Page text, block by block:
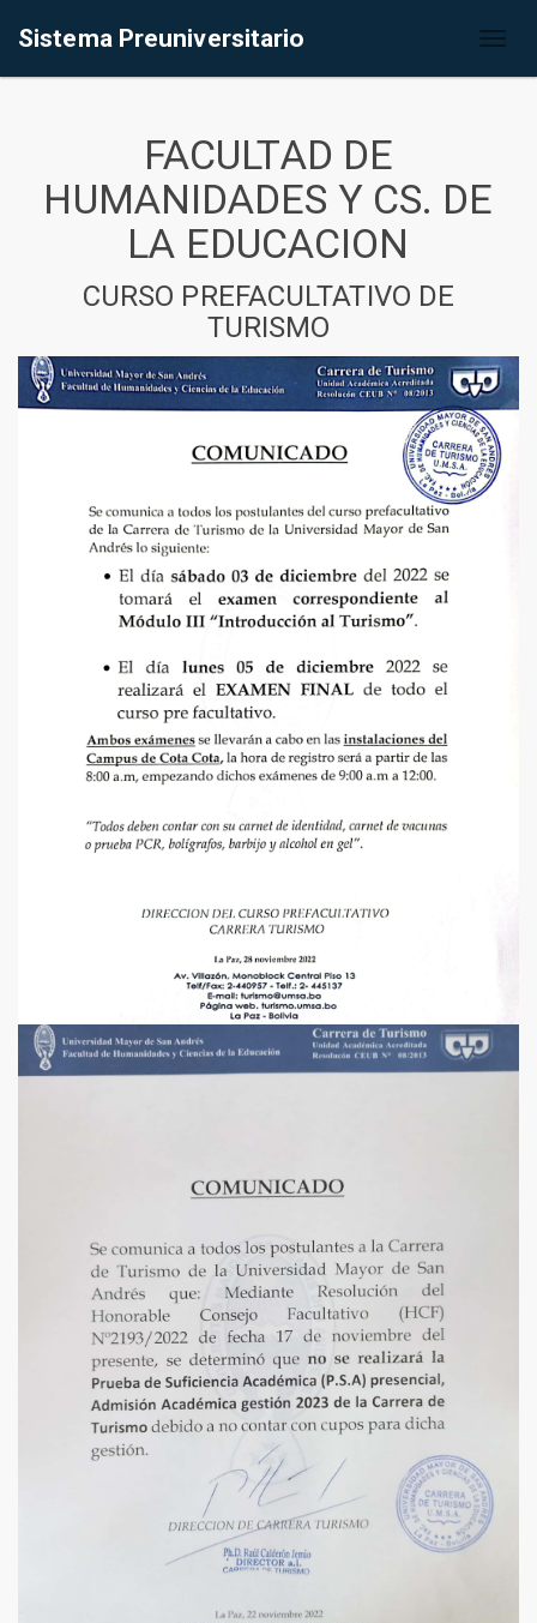
Sistema Preuniversitario
FACULTAD DE
HUMANIDADES Y CS. DE
LA EDUCACION
CURSO PREFACULTATIVO DE
TURISMO